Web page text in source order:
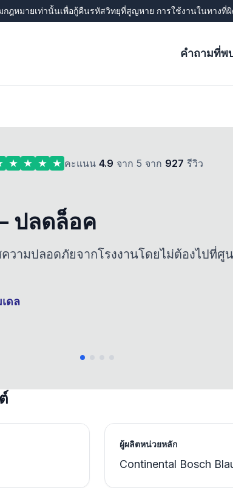
ฎหมายเท่านั้นเพื่อกู้คืนรหัสวิทยุที่สูญหาย การใช้งานในทางที่
คำถามที่พ
คะแนน 4.9 จาก 5 จาก 927 รีวิว
ปลดล็อค
ความปลอดภัยจากโรงงานโดยไม่ต้องไปที่ศู
ดล
ผู้ผลิตหน่วยหลัก
Continental Bosch